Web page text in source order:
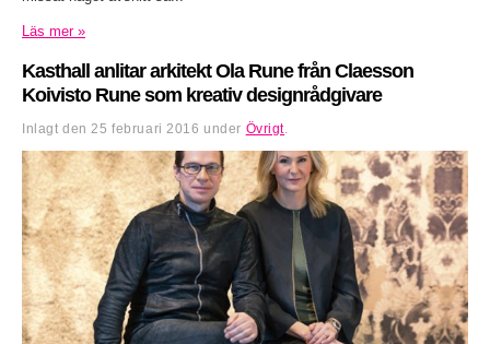
Läs mer »
Kasthall anlitar arkitekt Ola Rune från Claesson
Koivisto Rune som kreativ designrådgivare
Inlagt den 25 februari 2016 under Övrigt